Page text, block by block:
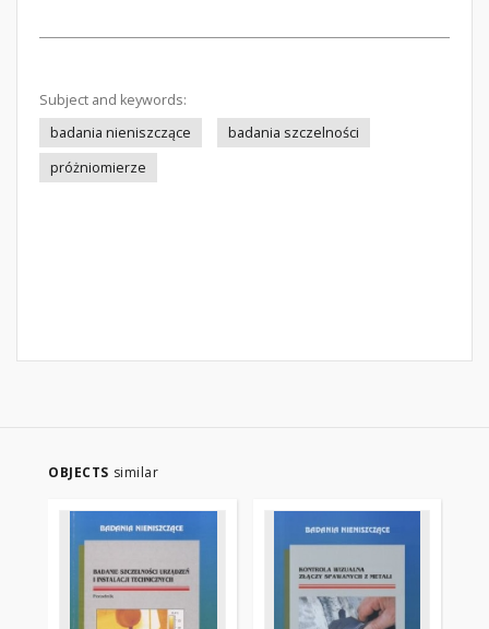
Subject and keywords:
badania nieniszczące
badania szczelności
próżniomierze
OBJECTS similar